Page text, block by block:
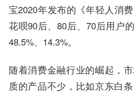
宝2020年发布的《年轻人消
花呗90后、80后、70后用户
48.5%、14.3%。
随着消费金融行业的崛起，
质的产品不少，比如京东白